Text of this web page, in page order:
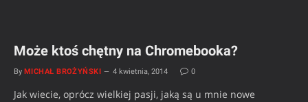
Może ktoś chętny na Chromebooka?
By MICHAŁ BROŻYŃSKI 4 kwietnia, 2014 0
Jak wiecie, oprócz wielkiej pasji, jaką są u mnie nowe